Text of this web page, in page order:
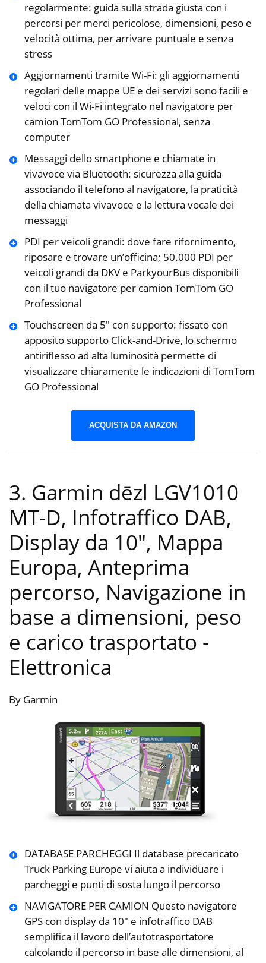
regolarmente: guida sulla strada giusta con i
percorsi per merci pericolose, dimensioni, peso e
velocità ottima, per arrivare puntuale e senza
stress
Aggiornamenti tramite Wi-Fi: gli aggiornamenti
regolari delle mappe UE e dei servizi sono facili e
veloci con il Wi-Fi integrato nel navigatore per
camion TomTom GO Professional, senza
computer
Messaggi dello smartphone e chiamate in
vivavoce via Bluetooth: sicurezza alla guida
associando il telefono al navigatore, la praticità
della chiamata vivavoce e la lettura vocale dei
messaggi
PDI per veicoli grandi: dove fare rifornimento,
riposare e trovare un’officina; 50.000 PDI per
veicoli grandi da DKV e ParkyourBus disponibili
con il tuo navigatore per camion TomTom GO
Professional
Touchscreen da 5″ con supporto: fissato con
apposito supporto Click-and-Drive, lo schermo
antiriflesso ad alta luminosità permette di
visualizzare chiaramente le indicazioni di TomTom
GO Professional
ACQUISTA DA AMAZON
3. Garmin dēzl LGV1010
MT-D, Infotraffico DAB,
Display da 10″, Mappa
Europa, Anteprima
percorso, Navigazione in
base a dimensioni, peso
e carico trasportato -
Elettronica
By Garmin
DATABASE PARCHEGGI Il database precaricato
Truck Parking Europe vi aiuta a individuare i
parcheggi e punti di sosta lungo il percorso
NAVIGATORE PER CAMION Questo navigatore
GPS con display da 10″ e infotraffico DAB
semplifica il lavoro dell’autotrasportatore
calcolando il percorso in base alle dimensioni, al